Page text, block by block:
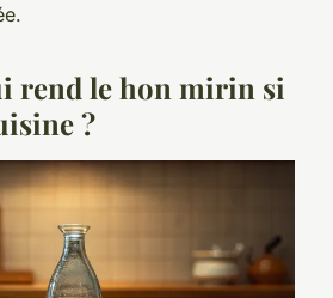
rend le hon mirin si
?